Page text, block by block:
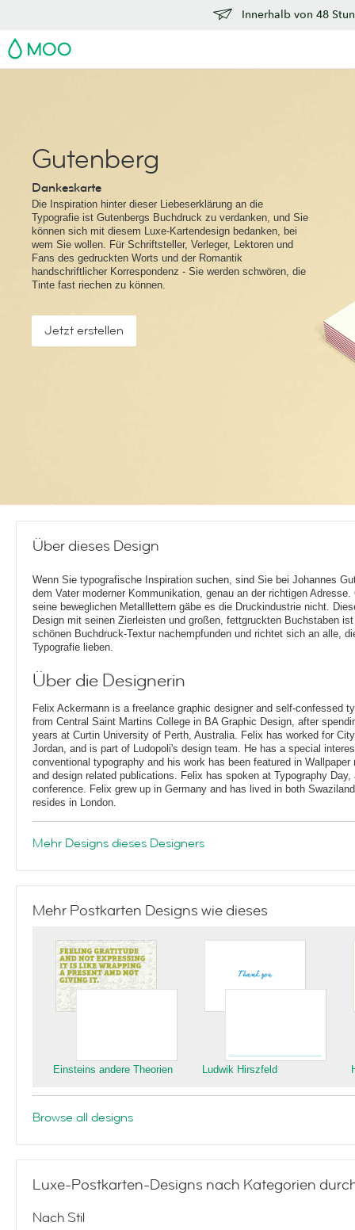
Innerhalb von 48
MOO
Gutenberg
Dankeskarte
Die Inspiration hinter dieser Liebeserklärung an die
Typografie ist Gutenbergs Buchdruck zu verdanken, und Sie
können sich mit diesem Luxe-Kartendesign bedanken, bei
wem Sie wollen. Für Schriftsteller, Verleger, Lektoren und
Fans des gedruckten Worts und der Romantik
handschriftlicher Korrespondenz - Sie werden schwören, die
Tinte fast riechen zu können.
Jetzt erstellen
Über dieses Design
Wenn Sie typografische Inspiration suchen, sind Sie bei Johannes
dem Vater moderner Kommunikation, genau an der richtigen Adresse.
seine beweglichen Metalllettern gäbe es die Druckindustrie nicht.
Design mit seinen Zierleisten und großen, fettgruckten Buchstaben
schönen Buchdruck-Textur nachempfunden und richtet sich an alle,
Typografie lieben.
Über die Designerin
Felix Ackermann is a freelance graphic designer and self-confessed
from Central Saint Martins College in BA Graphic Design, after
years at Curtin University of Perth, Australia. Felix has worked for
Jordan, and is part of Ludopoli's design team. He has a special
conventional typography and his work has been featured in
and design related publications. Felix has spoken at Typography
conference. Felix grew up in Germany and has lived in both
resides in London.
Mehr Designs dieses Designers
Mehr Postkarten Designs wie dieses
Einsteins andere Theorien Ludwik Hirszfeld
Browse all designs
Luxe-Postkarten-Designs nach Kategorien
Nach Stil